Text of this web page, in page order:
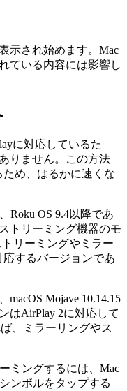
示され始めます。Mac
ている内容には影響し
に対応しているた
りません。この方法
め、はるかに速くな
Roku OS 9.4以降であ
トリーミング機器のモ
リーミングやミラー
するバージョンであ
Mojave 10.14.15
はAirPlay 2に対応して
、ミラーリングやス
ミングするには、Mac
ンボルをタップする